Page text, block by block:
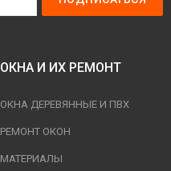
ОКНА И ИХ РЕМОНТ
ОКНА ДЕРЕВЯННЫЕ И ПВХ
РЕМОНТ ОКОН
МАТЕРИАЛЫ